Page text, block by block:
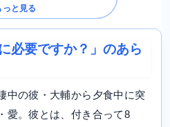
っと見る
必要ですか？」のあら
中の彼・大輔から夕食中に突
愛。彼とは、付き合って8